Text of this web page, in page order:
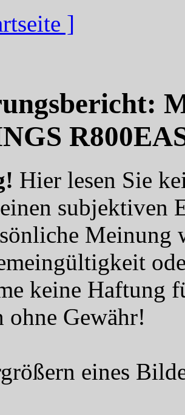
]
Hier lesen Sie
subjektiven
Meinung
keine Haftung
ohne Gewähr!
eines